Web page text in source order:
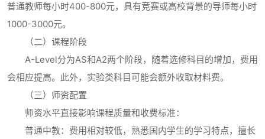
普通教师每小时400-800元，具有竞赛或高校背景的导师每小时
1000-3000元。
（二）课程阶段
A-Level分为AS和A2两个阶段，随着选修科目的增加，费用
会相应提高。此外，实验类科目可能会额外收取材料费。
（三）师资配置
师资水平直接影响课程质量和收费标准：
普通中教：费用相对较低，熟悉国内学生的学习特点，擅长